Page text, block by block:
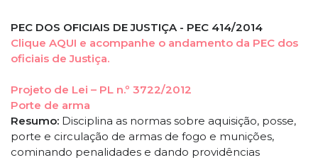
PEC DOS OFICIAIS DE JUSTIÇA - PEC 414/2014
Clique AQUI e acompanhe o andamento da PEC dos
oficiais de Justiça.
Projeto de Lei – PL n.º 3722/2012
Porte de arma
Resumo: Disciplina as normas sobre aquisição, posse,
porte e circulação de armas de fogo e munições,
cominando penalidades e dando providências